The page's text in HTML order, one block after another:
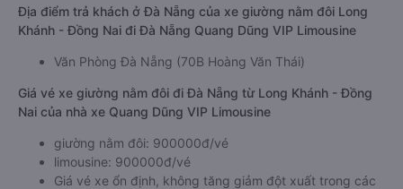
Địa điểm trả khách ở Đà Nẵng của xe giường nằm đôi Long
Khánh - Đồng Nai đi Đà Nẵng Quang Dũng VIP Limousine
Văn Phòng Đà Nẵng (70B Hoàng Văn Thái)
Giá vé xe giường nằm đôi đi Đà Nẵng từ Long Khánh - Đồng
Nai của nhà xe Quang Dũng VIP Limousine
giường nằm đôi: 900000đ/vé
limousine: 900000đ/vé
Giá vé xe ổn định, không tăng giảm đột xuất trong các